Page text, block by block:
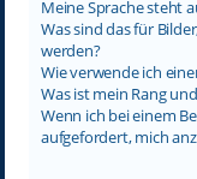
Meine Sprache steht
Was sind das für
werden?
Wie verwende ich
Was ist mein Rang
Wenn ich bei einem
aufgefordert, mich